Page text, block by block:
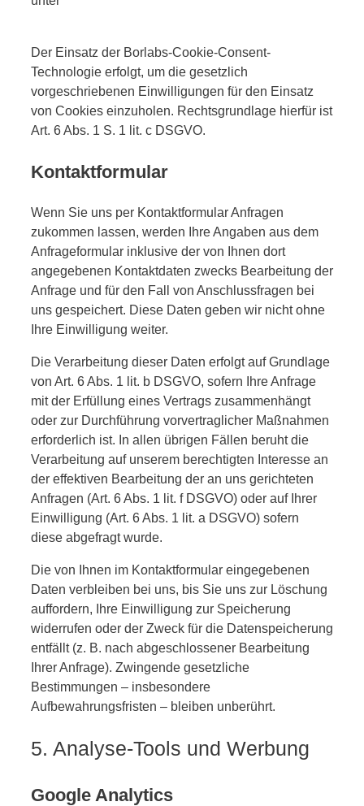
Der Einsatz der Borlabs-Cookie-Consent-
Technologie erfolgt, um die gesetzlich
vorgeschriebenen Einwilligungen für den Einsatz
von Cookies einzuholen. Rechtsgrundlage hierfür ist
Art. 6 Abs. 1 S. 1 lit. c DSGVO.
Kontaktformular
Wenn Sie uns per Kontaktformular Anfragen
zukommen lassen, werden Ihre Angaben aus dem
Anfrageformular inklusive der von Ihnen dort
angegebenen Kontaktdaten zwecks Bearbeitung der
Anfrage und für den Fall von Anschlussfragen bei
uns gespeichert. Diese Daten geben wir nicht ohne
Ihre Einwilligung weiter.
Die Verarbeitung dieser Daten erfolgt auf Grundlage
von Art. 6 Abs. 1 lit. b DSGVO, sofern Ihre Anfrage
mit der Erfüllung eines Vertrags zusammenhängt
oder zur Durchführung vorvertraglicher Maßnahmen
erforderlich ist. In allen übrigen Fällen beruht die
Verarbeitung auf unserem berechtigten Interesse an
der effektiven Bearbeitung der an uns gerichteten
Anfragen (Art. 6 Abs. 1 lit. f DSGVO) oder auf Ihrer
Einwilligung (Art. 6 Abs. 1 lit. a DSGVO) sofern
diese abgefragt wurde.
Die von Ihnen im Kontaktformular eingegebenen
Daten verbleiben bei uns, bis Sie uns zur Löschung
auffordern, Ihre Einwilligung zur Speicherung
widerrufen oder der Zweck für die Datenspeicherung
entfällt (z. B. nach abgeschlossener Bearbeitung
Ihrer Anfrage). Zwingende gesetzliche
Bestimmungen – insbesondere
Aufbewahrungsfristen – bleiben unberührt.
5. Analyse-Tools und Werbung
Google Analytics